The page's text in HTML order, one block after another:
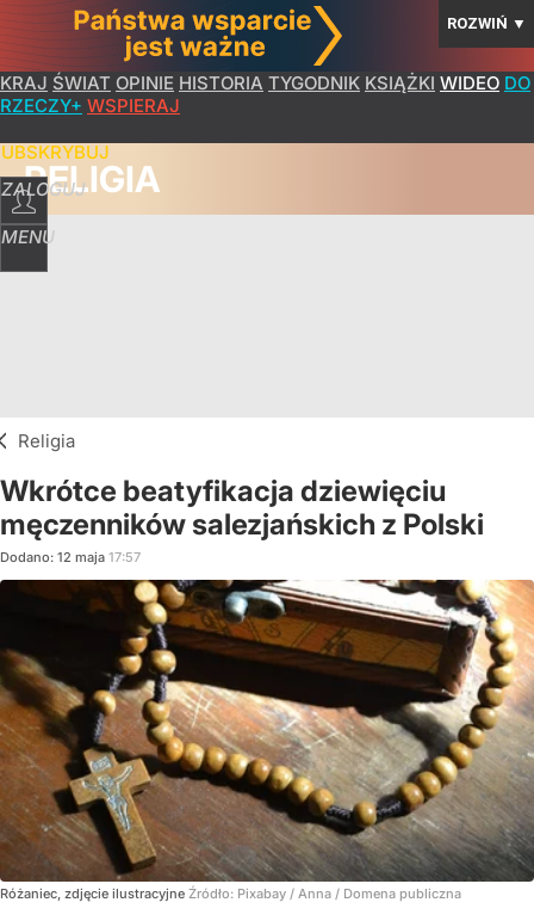
ROZWIŃ ▼
KRAJ ŚWIAT OPINIE HISTORIA TYGODNIK KSIĄŻKI WIDEO DO
RZECZY+ WSPIERAJ
ZALOGUJ
MENU
RELIGIA
Religia
Wkrótce beatyfikacja dziewięciu
męczenników salezjańskich z Polski
Dodano: 12 maja 17:57
Różaniec, zdjęcie ilustracyjne Źródło: Pixabay / Anna / Domena publiczna